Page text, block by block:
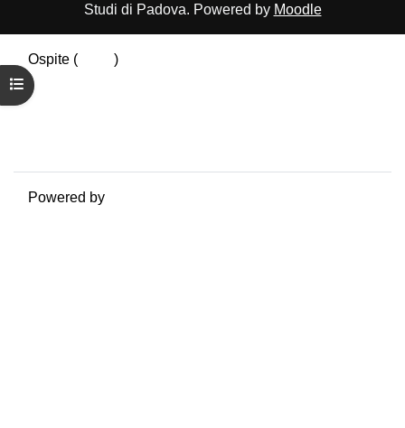
Apri indice del corso
Studi di Padova. Powered by Moodle
Ospite (
)
Riepilogo della conservazione dei dati
Politiche
Powered by